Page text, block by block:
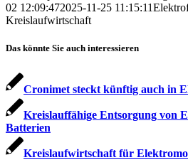
02 12:09:472025-11-25 11:15:11
Kreislaufwirtschaft
Das könnte Sie auch interessieren
Cronimet steckt künftig auch in
Kreislauffähige Entsorgung von
Batterien
Kreislaufwirtschaft für